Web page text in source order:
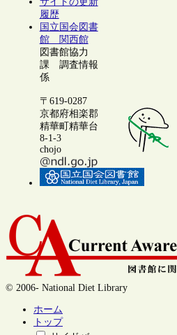
履歴
国立国会図書
館 関西館
図書館協力
課 調査情報
係
〒619-0287
京都府相楽郡
精華町精華台
8-1-3
chojo
© 2006- National Diet Library
ホーム
トップ